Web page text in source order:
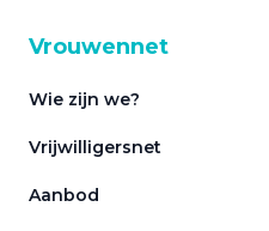
Vrouwennet
Wie zijn we?
Vrijwilligersnet
Aanbod